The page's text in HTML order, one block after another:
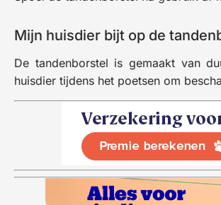
Mijn huisdier bijt op de
De tandenborstel is gemaakt van
huisdier tijdens het poetsen om